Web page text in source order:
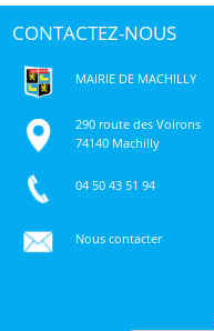
CONTACTEZ-NOUS
MAIRIE DE MACHILLY
290 route des Voirons
74140 Machilly
04 50 43 51 94
Nous contacter